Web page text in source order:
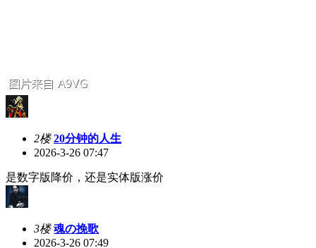
2楼 20分钟的人生
2026-3-26 07:47
是数字版降价，还是实体版涨价
3楼 魂の挽歌
2026-3-26 07:49